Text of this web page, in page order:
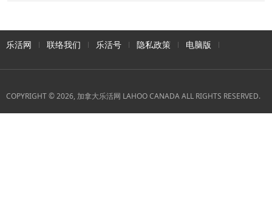
乐活网 联络我们 乐活号 隐私政策 电脑版
COPYRIGHT © 2026, 加拿大乐活网 LAHOO CANADA ALL RIGHTS RESERVED.